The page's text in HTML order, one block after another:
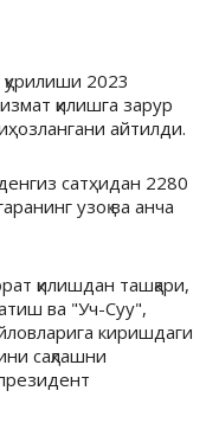
2023
қилишга зарур
айтилди.
сатҳидан 2280
узоқ ва анча
қилишдан ташқари,
ва "Уч-Суу",
киришдаги
сақлашни